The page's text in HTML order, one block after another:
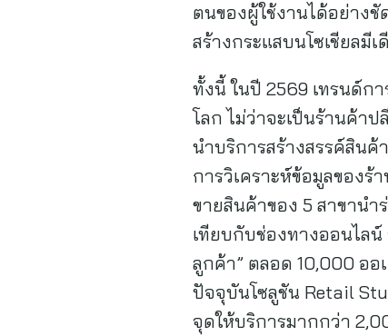
ตนของผู้ใช้งานได้อย่าง
สร้างกระแสบนโซเชียลมี
ทั้งนี้ ในปี 2569 เทรนด์ก
โลก ไม่ว่าจะเป็นร้านค้า
นำบริการสร้างสรรค์สิน
การวิเคราะห์ข้อมูลของร้
ขายสินค้าของ 5 สาขานำ
เทียบกับช่องทางออนไล
ลูกค้า” ตลอด 10,000 ออ
ปัจจุบันโซลูชัน Retail
จุดให้บริการมากกว่า